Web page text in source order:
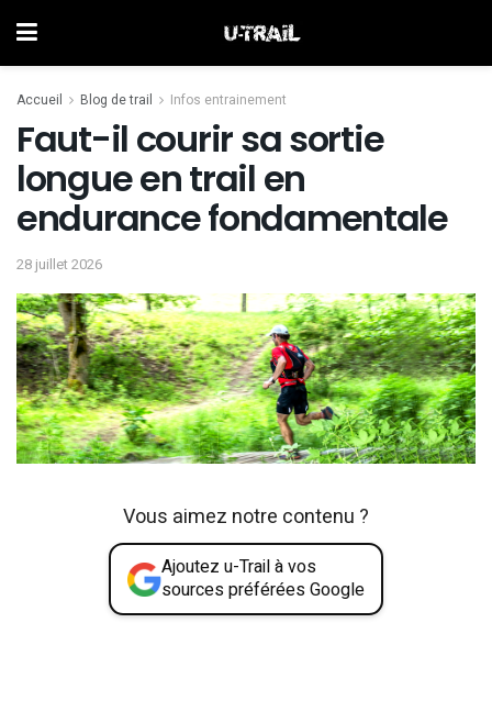
Accueil Blog de trail Infos entrainement
Faut-il courir sa sortie
longue en trail en
endurance fondamentale
28 juillet 2026
Vous aimez notre contenu ?
Ajoutez u-Trail à vos
sources préférées Google